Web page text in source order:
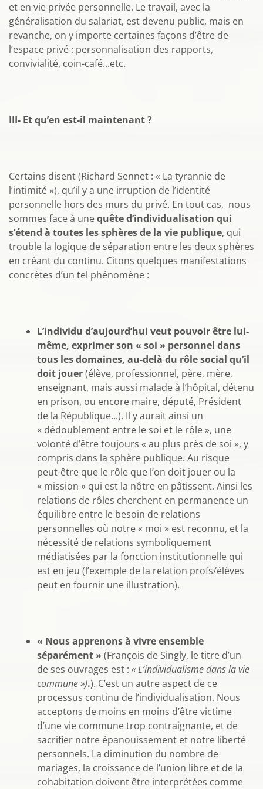
et en vie privée personnelle. Le travail, avec la
généralisation du salariat, est devenu public, mais en
revanche, on y importe certaines façons d’être de
l’espace privé : personnalisation des rapports,
convivialité, coin-café...etc.
III- Et qu’en est-il maintenant ?
Certains disent (Richard Sennet : « La tyrannie de
l’intimité »), qu’il y a une irruption de l’identité
personnelle hors des murs du privé. En tout cas, nous
sommes face à unequête d’individualisation qui
s’étend à toutes les sphères de la vie publique, qui
trouble la logique de séparation entre les deux sphères
en créant du continu. Citons quelques manifestations
concrètes d’un tel phénomène :
L’individu d’aujourd’hui veut pouvoir être lui-
même, exprimer son « soi » personnel dans
tous les domaines, au-delà du rôle social qu’il
doit jouer(élève, professionnel, père, mère,
enseignant, mais aussi malade à l’hôpital, détenu
en prison, ou encore maire, député, Président
de la République...). Il y aurait ainsi un
« dédoublement entre le soi et le rôle », une
volonté d’être toujours « au plus près de soi », y
compris dans la sphère publique. Au risque
peut-être que le rôle que l’on doit jouer ou la
« mission » qui est la nôtre en pâtissent. Ainsi les
relations de rôles cherchent en permanence un
équilibre entre le besoin de relations
personnelles où notre « moi » est reconnu, et la
nécessité de relations symboliquement
médiatisées par la fonction institutionnelle qui
est en jeu (l’exemple de la relation profs/élèves
peut en fournir une illustration).
« Nous apprenons à vivre ensemble
séparément » (François de Singly, le titre d’un
de ses ouvrages est : « L’individualisme dans la vie
commune »).). C’est un autre aspect de ce
processus continu de l’individualisation. Nous
acceptons de moins en moins d’être victime
d’une vie commune trop contraignante, et de
sacrifier notre épanouissement et notre liberté
personnels. La diminution du nombre de
mariages, la croissance de l’union libre et de la
cohabitation doivent être interprétées comme